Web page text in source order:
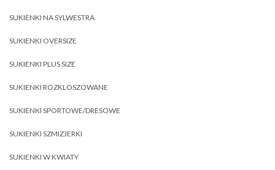
SUKIENKI NA SYLWESTRA
SUKIENKI OVERSIZE
SUKIENKI PLUS SIZE
SUKIENKI ROZKLOSZOWANE
SUKIENKI SPORTOWE/DRESOWE
SUKIENKI SZMIZJERKI
SUKIENKI W KWIATY